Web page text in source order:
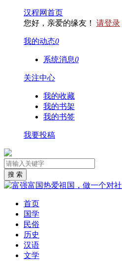
汉程网首页
您好，亲爱的缘友！ 请登录
我的动态0
系统消息0
关注中心
我的收藏
我的书架
我的书签
我要投稿
首页
国学
民俗
历史
汉语
文学